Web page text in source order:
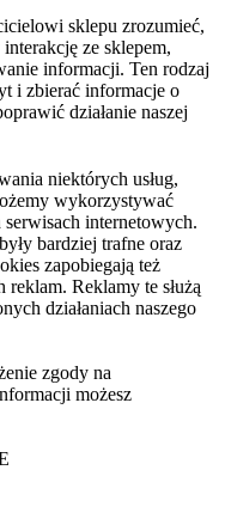
sklepu zrozumieć,
ze sklepem,
informacji. Ten rodzaj
i zbierać informacje o
działanie naszej
niektórych usług,
wykorzystywać
internetowych.
bardziej trafne oraz
zapobiegają też
Reklamy te służą
działaniach naszego
zgody na
możesz